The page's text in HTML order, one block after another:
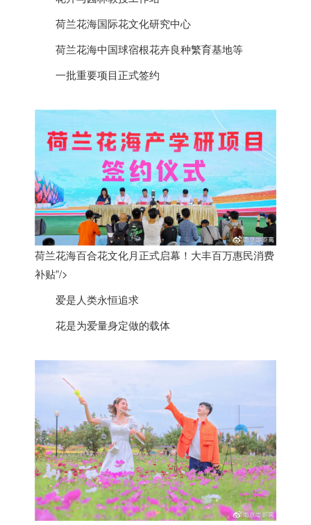
荷兰花海国际花文化研究中心
荷兰花海中国球宿根花卉良种繁育基地等
一批重要项目正式签约
荷兰花海百合花文化月正式启幕！大丰百万惠民消费
补贴”/>
爱是人类永恒追求
花是为爱量身定做的载体